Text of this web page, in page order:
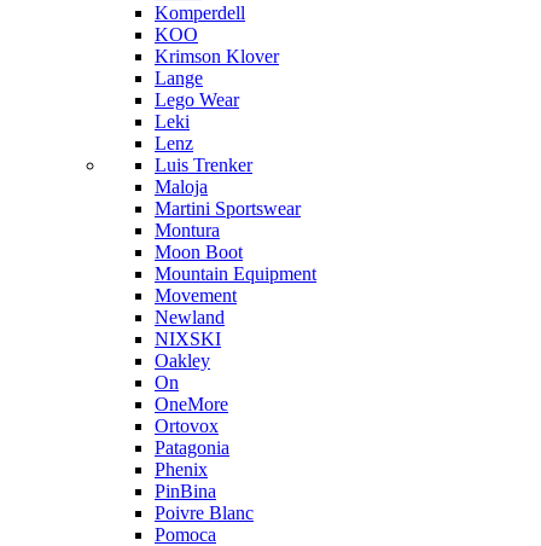
Komperdell
KOO
Krimson Klover
Lange
Lego Wear
Leki
Lenz
Luis Trenker
Maloja
Martini Sportswear
Montura
Moon Boot
Mountain Equipment
Movement
Newland
NIXSKI
Oakley
On
OneMore
Ortovox
Patagonia
Phenix
PinBina
Poivre Blanc
Pomoca